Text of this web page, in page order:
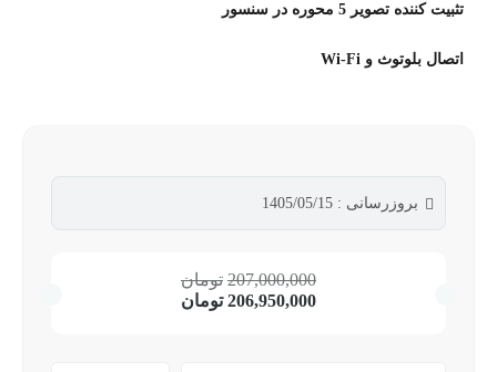
تثبیت کننده تصویر 5 محوره در سنسور
اتصال بلوتوث و Wi-Fi
بروزرسانی : 1405/05/15
207,000,000 تومان
206,950,000 تومان